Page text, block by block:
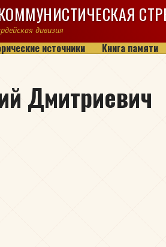
дивизия
источники Книга памяти
Дмитриевич